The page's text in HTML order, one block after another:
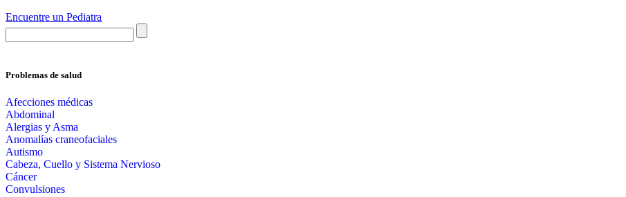
Encuentre un Pediatra
Problemas de salud
Afecciones médicas
Abdominal
Alergias y Asma
Anomalías craneofaciales
Autismo
Cabeza, Cuello y Sistema Nervioso
Cáncer
Convulsiones